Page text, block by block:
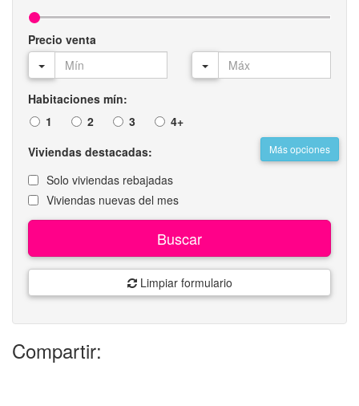
Precio venta
Habitaciones mín:
1
2 3 4+
Más opciones
Viviendas destacadas:
Solo viviendas rebajadas
Viviendas nuevas del mes
Buscar
Limpiar formulario
Compartir: